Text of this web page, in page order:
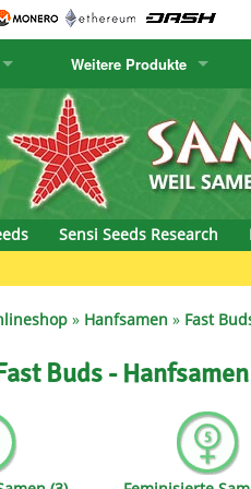
CBD Crew
Chronic & Caviar
Delicious Seeds
Dr. Underground Seeds
Dutch Passion
Exotic Seeds La
Weitere Produkte
Kakteensamen
Kanarische Flora
Sensi Seeds Research
» Hanfsamen » Fast
Buds -